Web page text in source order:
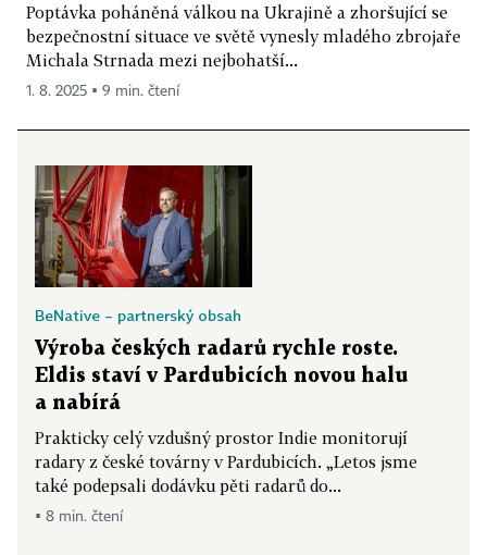
Poptávka poháněná válkou na Ukrajině a zhoršující se
bezpečnostní situace ve světě vynesly mladého zbrojaře
Michala Strnada mezi nejbohatší...
1. 8. 2025 ▪ 9 min. čtení
BeNative – partnerský obsah
Výroba českých radarů rychle roste.
Eldis staví v Pardubicích novou halu
a nabírá
Prakticky celý vzdušný prostor Indie monitorují
radary z české továrny v Pardubicích. „Letos jsme
také podepsali dodávku pěti radarů do...
▪ 8 min. čtení